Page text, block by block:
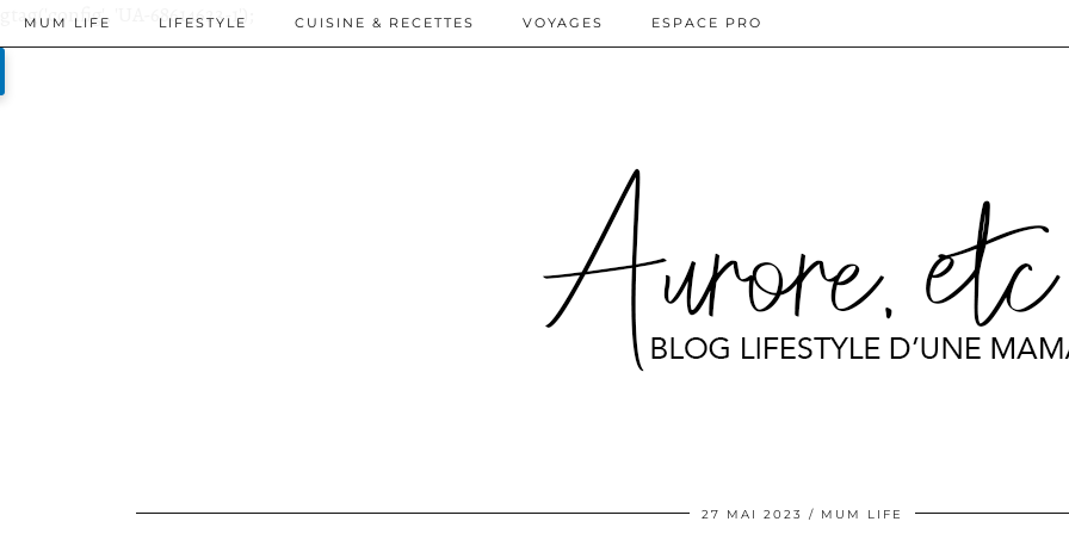
gtag('config', 'UA-68614623-1');
MUM LIFE LIFESTYLE CUISINE & RECETTES VOYAGES ESPACE PRO
27 MAI 2023 MUM LIFE